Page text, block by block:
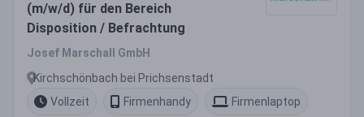
(m/w/d) für den Bereich
Disposition / Befrachtung
Josef Marschall GmbH
Kirchschönbach bei Prichsenstadt
Vollzeit
Firmenhandy Firmenlaptop